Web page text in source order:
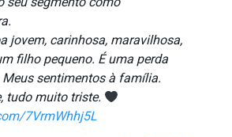
jovem, carinhosa, maravilhosa,
filho pequeno. É uma perda
Meus sentimentos à família.
tudo muito triste.
7VrmWhhj5L